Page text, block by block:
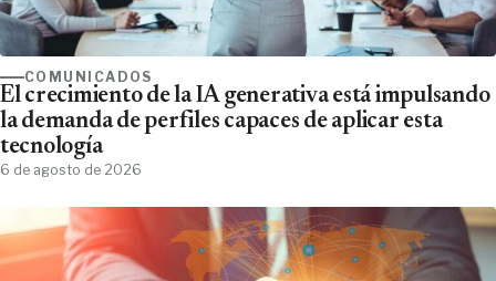
COMUNICADOS
El crecimiento de la IA generativa está impulsando
la demanda de perfiles capaces de aplicar esta
tecnología
6 de agosto de 2026